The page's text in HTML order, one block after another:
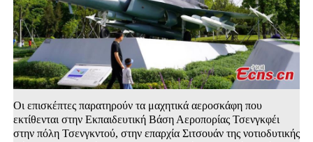
Οι επισκέπτες παρατηρούν τα μαχητικά αεροσκάφη που
εκτίθενται στην Εκπαιδευτική Βάση Αεροπορίας Τσενγκφέι
στην πόλη Τσενγκντού, στην επαρχία Σιτσουάν της νοτιοδυτικής